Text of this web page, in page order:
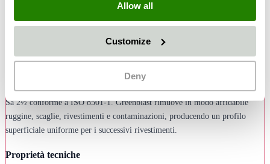
Allow all
Customize
Deny
monouso versatile e naturale con struttura granulare angolare – l'alternativa
ideale ai tradizionali abrasivi a base di scoria. Questa granulometria
universale copre un ampio spettro di applicazioni: dalla rimozione della
ruggine e della vernice alla preparazione generale delle superfici secondo
Sa 2½ conforme a ISO 8501-1. Greenblast rimuove in modo affidabile
ruggine, scaglie, rivestimenti e contaminazioni, producendo un profilo
superficiale uniforme per i successivi rivestimenti.
Proprietà tecniche